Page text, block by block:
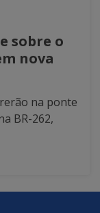
sobre o
nova
na ponte
BR-262,